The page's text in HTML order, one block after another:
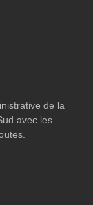
de la
avec les